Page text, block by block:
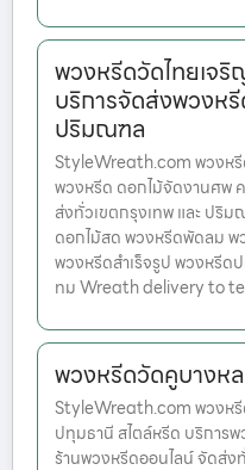
พวงหรีดวัดไทยเจ
บริการจัดส่งพวงหรี
ปริมณฑล
StyleWreath.com พวงหรี
พวงหรีด ดอกไม้จัดงานศพ
ส่งทั่วเขตกรุงเทพ และ ปริ
ดอกไม้สด พวงหรีดพัดลม พ
พวงหรีดสำเร็จรูป พวงหรี
ทม Wreath delivery to
พวงหรีดวัดคูบางห
StyleWreath.com พวงห
ปทุมธานี สไตล์หรีด บริการ
ร้านพวงหรีดออนไลน์ จัดส่ง